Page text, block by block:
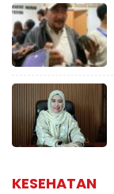
KESEHATAN